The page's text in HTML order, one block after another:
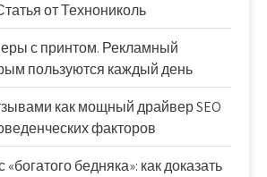
от Технониколь
с принтом. Рекламный
пользуются каждый день
как мощный драйвер SEO
факторов
бедняка»: как доказать